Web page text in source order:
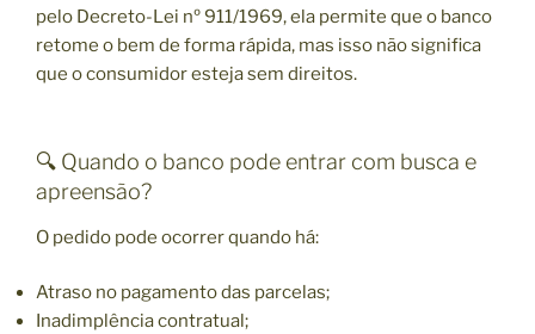
pelo Decreto-Lei nº 911/1969, ela permite que o banco
retome o bem de forma rápida, mas isso não significa
que o consumidor esteja sem direitos.
🔍 Quando o banco pode entrar com busca e
apreensão?
O pedido pode ocorrer quando há:
Atraso no pagamento das parcelas;
Inadimplência contratual;